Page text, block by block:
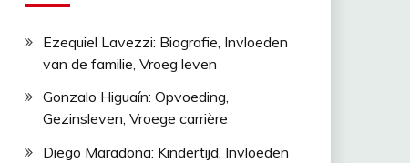
Ezequiel Lavezzi: Biografie, Invloeden
van de familie, Vroeg leven
Gonzalo Higuaín: Opvoeding,
Gezinsleven, Vroege carrière
Diego Maradona: Kindertijd, Invloeden